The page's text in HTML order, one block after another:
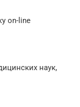
on-line
наук,